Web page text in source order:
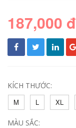
187,000 đ
KÍCH THƯỚC:
M
L XL
MÀU SẮC: